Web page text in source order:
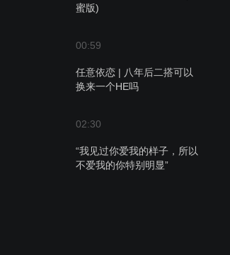
蜜版)
00:59
任意依恋 | 八年后二搭可以
换来一个HE吗
02:30
“我见过你爱我的样子，所以
不爱我的你特别明显”